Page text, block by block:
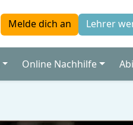
Melde dich an Lehrer
Online Nachhilfe